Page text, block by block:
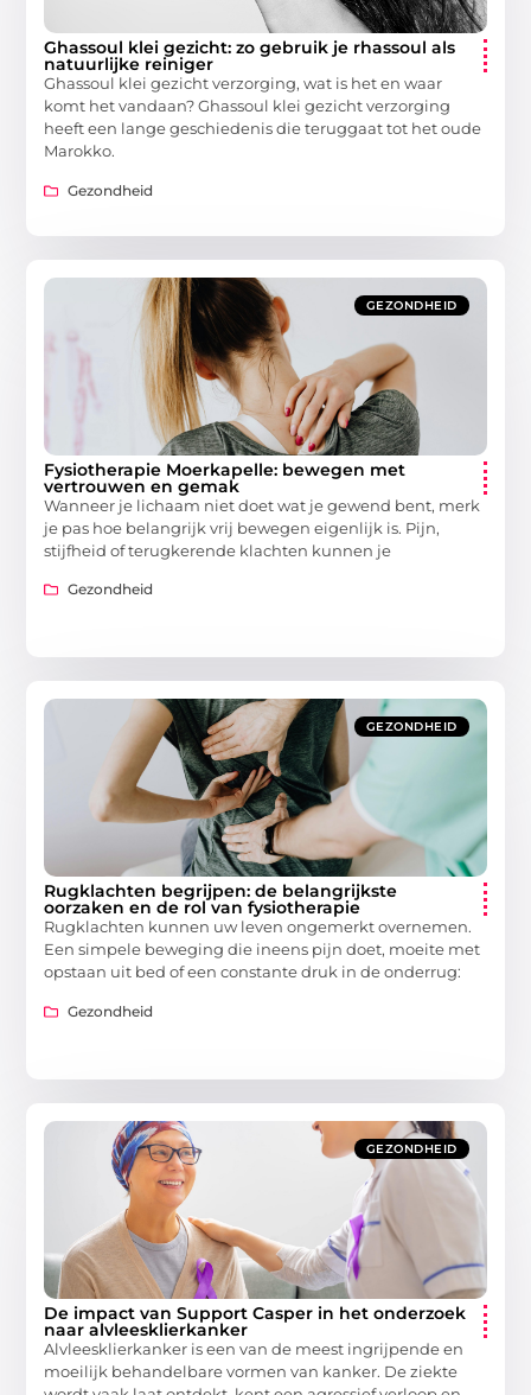
Ghassoul klei gezicht: zo gebruik je rhassoul als
natuurlijke reiniger
Ghassoul klei gezicht verzorging, wat is het en waar
komt het vandaan? Ghassoul klei gezicht verzorging
heeft een lange geschiedenis die teruggaat tot het oude
Marokko.
Gezondheid
GEZONDHEID
Fysiotherapie Moerkapelle: bewegen met
vertrouwen en gemak
Wanneer je lichaam niet doet wat je gewend bent, merk
je pas hoe belangrijk vrij bewegen eigenlijk is. Pijn,
stijfheid of terugkerende klachten kunnen je
Gezondheid
GEZONDHEID
Rugklachten begrijpen: de belangrijkste
oorzaken en de rol van fysiotherapie
Rugklachten kunnen uw leven ongemerkt overnemen.
Een simpele beweging die ineens pijn doet, moeite met
opstaan uit bed of een constante druk in de onderrug:
Gezondheid
GEZONDHEID
De impact van Support Casper in het onderzoek
naar alvleesklierkanker
Alvleesklierkanker is een van de meest ingrijpende en
moeilijk behandelbare vormen van kanker. De ziekte